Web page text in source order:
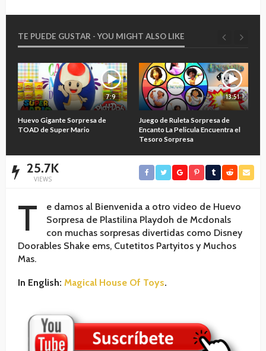
TE PUEDE GUSTAR - YOU MIGHT ALSO LIKE
7:9
Huevo Gigante Sorpresa de
TOAD de Super Mario
13:51
Juego de Ruleta Sorpresa de
Encanto La Pelicula Encuentra el
Tesoro Sorpresa
25.7K
VIEWS
T
e damos al Bienvenida a otro video de Huevo
Sorpresa de Plastilina Playdoh de Mcdonals
con muchas sorpresas divertidas como Disney
Doorables Shake ems, Cutetitos Partyitos y Muchos
Mas.
In English: Magical House Of Toys.